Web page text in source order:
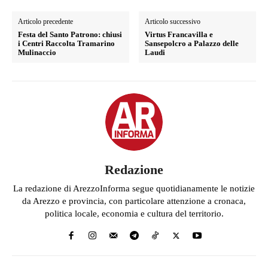
Articolo precedente
Festa del Santo Patrono: chiusi
i Centri Raccolta Tramarino
Mulinaccio
Articolo successivo
Virtus Francavilla e
Sansepolcro a Palazzo delle
Laudi
Redazione
La redazione di ArezzoInforma segue quotidianamente le notizie
da Arezzo e provincia, con particolare attenzione a cronaca,
politica locale, economia e cultura del territorio.